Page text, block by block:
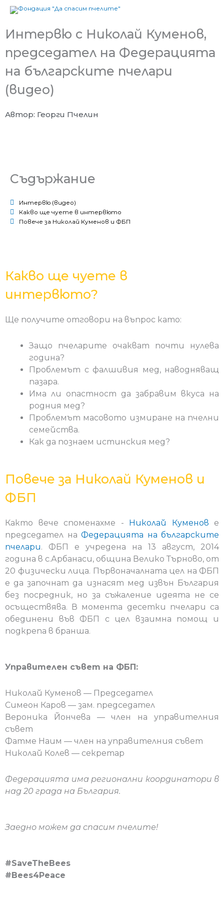
Интервю с Николай Куменов,
председател на Федерацията
на българските пчелари
(видео)
Автор: Георги Пчелин
Съдържание
Интервю (видео)
Какво ще чуете в интервюто
Повече за Николай Куменов и ФБП
Какво ще чуете в
интервюто?
Ще получите отговори на въпрос като:
Защо пчеларите очакват почти нулева
година?
Проблемът с фалшивия мед, наводняващ
пазара.
Има ли опастност да забравим вкуса на
родния мед?
Проблемът масовото измиране на пчелни
семейства.
Как да познаем истинския мед?
Повече за Николай Куменов и
ФБП
Както вече споменахме - Николай Куменов е
председател на Федерацията на българските
пчелари. ФБП е учредена на 13 август, 2014
година в с.Арбанаси, община Велико Търново, от
20 физически лица. Първоначалната цел на ФБП
е да започнат да изнасят мед извън България
без посредник, но за съжаление идеята не се
осъществява. В момента десетки пчелари са
обединени във ФБП с цел взаимна помощ и
подкрепа в бранша.
Управителен съвет на ФБП:
Николай Куменов — Председател
Симеон Каров — зам. председател
Вероника Йончева — член на управителния
съвет
Фатме Наим — член на управителния съвет
Николай Колев — секретар
Федерацията има регионални координатори в
над 20 града на България.
Заедно можем да спасим пчелите!
#SaveTheBees
#Bees4Peace